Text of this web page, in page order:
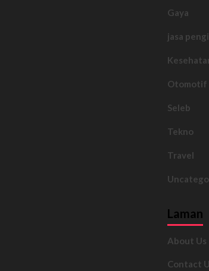
Gaya
jasa
Otomotif
Seleb
Tekno
Travel
Laman
About Us
Contact